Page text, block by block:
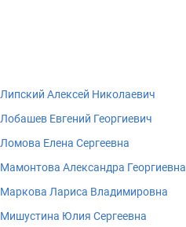
Липский Алексей Николаевич
Лобашев Евгений Георгиевич
Ломова Елена Сергеевна
Мамонтова Александра Георгиевна
Маркова Лариса Владимировна
Мишустина Юлия Сергеевна